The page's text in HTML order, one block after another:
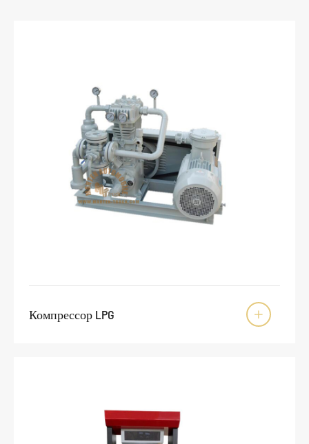
Компрессор LPG 